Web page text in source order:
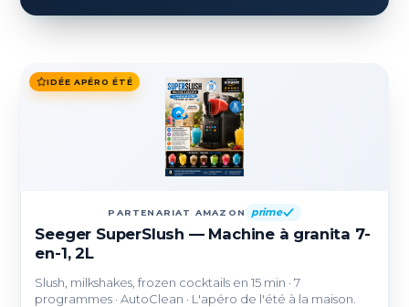
IDÉE APÉRO ÉTÉ
PARTENARIAT AMAZON prime
Seeger SuperSlush — Machine à granita 7-
en-1, 2L
Slush, milkshakes, frozen cocktails en 15 min · 7
programmes · AutoClean · L'apéro de l'été à la maison.